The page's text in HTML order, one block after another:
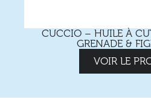
CUCCIO – HUILE À
GRENADE &
VOIR LE